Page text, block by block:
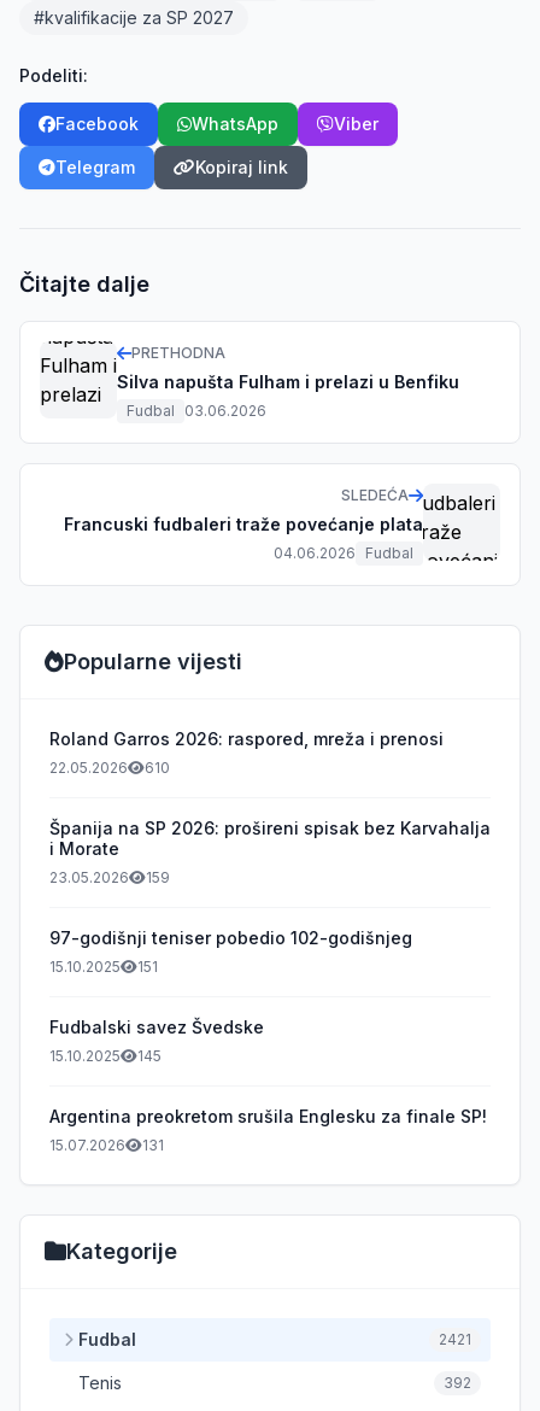
#kvalifikacije za SP 2027
Podeliti:
Facebook WhatsApp Viber
Telegram Kopiraj link
Čitajte dalje
PRETHODNA
Silva napušta Fulham i prelazi u Benfiku
Fudbal 03.06.2026
SLEDEĆA
Francuski fudbaleri traže povećanje plata
04.06.2026 Fudbal
Popularne vijesti
Roland Garros 2026: raspored, mreža i prenosi
22.05.2026 610
Španija na SP 2026: prošireni spisak bez Karvahalja
i Morate
23.05.2026 159
97-godišnji teniser pobedio 102-godišnjeg
15.10.2025 151
Fudbalski savez Švedske
15.10.2025 145
Argentina preokretom srušila Englesku za finale SP!
15.07.2026 131
Kategorije
Fudbal 2421
Tenis 392